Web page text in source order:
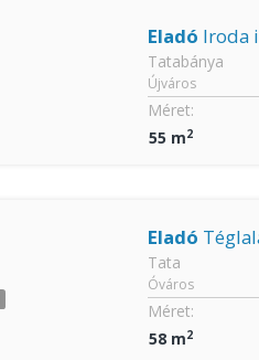
Eladó Iroda
Tatabánya
Újváros
Méret:
55 m2
Eladó
Tata
Óváros
Méret:
58 m2